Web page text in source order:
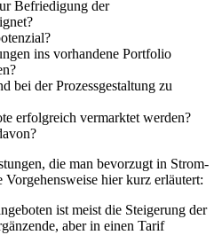
Befriedigung der
ins vorhandene Portfolio
bei der Prozessgestaltung zu
erfolgreich vermarktet werden?
die man bevorzugt in Strom-
hier kurz erläutert:
ist meist die Steigerung der
aber in einen Tarif